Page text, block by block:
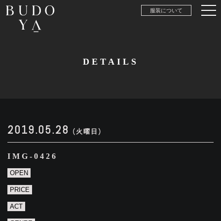
服装について
DETAILS
2019.05.28 (火曜日)
IMG-0426
OPEN
PRICE
ACT